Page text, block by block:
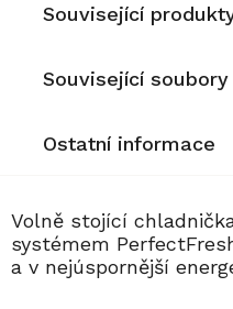
Související
Související soubory
Ostatní informace
Volně stojící
systémem
a v nejúspornější